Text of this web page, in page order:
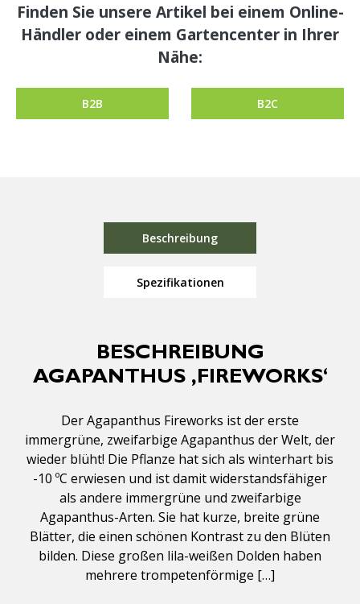
Finden Sie unsere Artikel bei einem Online-
Händler oder einem Gartencenter in Ihrer
Nähe:
B2B B2C
Beschreibung
Spezifikationen
BESCHREIBUNG
AGAPANTHUS ‚FIREWORKS‘
Der Agapanthus Fireworks ist der erste
immergrüne, zweifarbige Agapanthus der Welt, der
wieder blüht! Die Pflanze hat sich als winterhart bis
-10 ºC erwiesen und ist damit widerstandsfähiger
als andere immergrüne und zweifarbige
Agapanthus-Arten. Sie hat kurze, breite grüne
Blätter, die einen schönen Kontrast zu den Blüten
bilden. Diese großen lila-weißen Dolden haben
mehrere trompetenförmige […]